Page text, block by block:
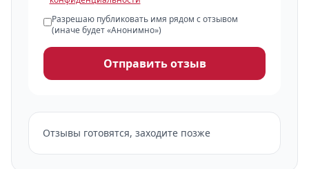
Разрешаю публиковать имя рядом с отзывом
(иначе будет «Анонимно»)
Отправить отзыв
Отзывы готовятся, заходите позже